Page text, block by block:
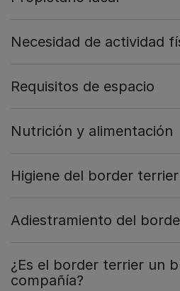
Necesidad de actividad
Requisitos de espacio
Nutrición y alimentación
Higiene del border terrier
Adiestramiento del
¿Es el border terrier un
compañía?